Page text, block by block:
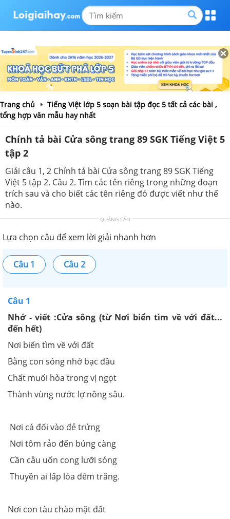
Trang chủ
Tiếng Việt lớp 5 soạn bài tập đọc 5 tất cả các bài ,
tổng hợp văn mẫu hay nhất
Chính tả bài Cửa sông trang 89 SGK Tiếng Việt 5
tập 2
Giải câu 1, 2 Chính tả bài Cửa sông trang 89 SGK Tiếng
Việt 5 tập 2. Câu 2. Tìm các tên riêng trong những đoạn
trích sau và cho biết các tên riêng đó được viết như thế
nào.
QUẢNG CÁO
Lựa chọn câu để xem lời giải nhanh hơn
Câu 1 Câu 2
Câu 1
Nhớ - viết :Cửa sông (từ Nơi biển tìm về với đất...
đến hết)
Nơi biển tìm về với đất
Bằng con sóng nhớ bạc đầu
Chất muối hòa trong vị ngọt
Thành vùng nước lợ nông sâu.
Nơi cá đối vào đẻ trứng
Nơi tôm rảo đến búng càng
Cần câu uốn cong lưỡi sóng
Thuyền ai lấp lóa đêm trăng.
Nơi con tàu chào mặt đất